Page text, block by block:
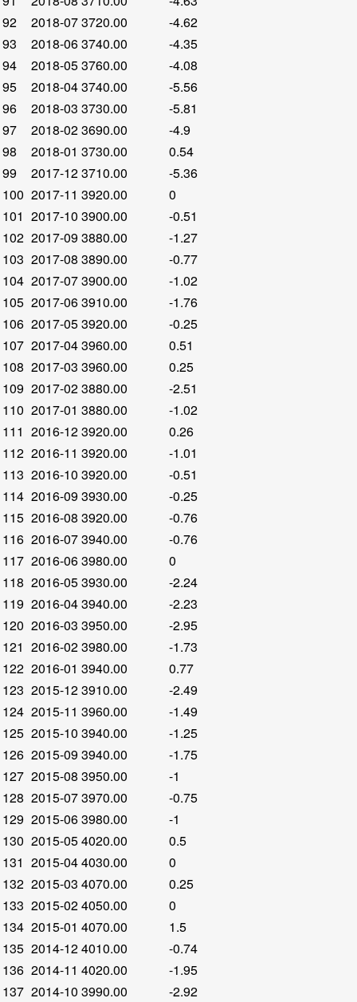
92
2018-073720.00
-4.62
93
2018-063740.00
-4.35
94
2018-053760.00
-4.08
95
2018-043740.00
-5.56
96
2018-03 3730.00
-5.81
97
2018-023690.00
-4.9
98
2018-01 3730.00
0.54
99
2017-123710.00
-5.36
100 2017-11 3920.00
0
101 2017-10 3900.00
-0.51
102 2017-093880.00
-1.27
103 2017-08 3890.00
-0.77
104 2017-073900.00
-1.02
105 2017-063910.00
-1.76
106 2017-053920.00
-0.25
107 2017-043960.00
0.51
108 2017-03 3960.00
0.25
109 2017-023880.00
-2.51
110 2017-01 3880.00
-1.02
111 2016-123920.00
0.26
112 2016-11 3920.00
-1.01
113 2016-10 3920.00
-0.51
114 2016-093930.00
-0.25
115 2016-08 3920.00
-0.76
116 2016-073940.00
-0.76
117 2016-063980.00
0
118 2016-053930.00
-2.24
119 2016-043940.00
-2.23
120 2016-03 3950.00
-2.95
121 2016-023980.00
-1.73
122 2016-01 3940.00
0.77
123 2015-123910.00
-2.49
124 2015-11 3960.00
-1.49
125 2015-10 3940.00
-1.25
126 2015-093940.00
-1.75
127 2015-08 3950.00
-1
128 2015-073970.00
-0.75
129 2015-063980.00
-1
130 2015-054020.00
0.5
131 2015-044030.00
0
132 2015-03 4070.00
0.25
133 2015-024050.00
0
134 2015-01 4070.00
1.5
135 2014-124010.00
-0.74
136 2014-11 4020.00
-1.95
137 2014-10 3990.00
-2.92